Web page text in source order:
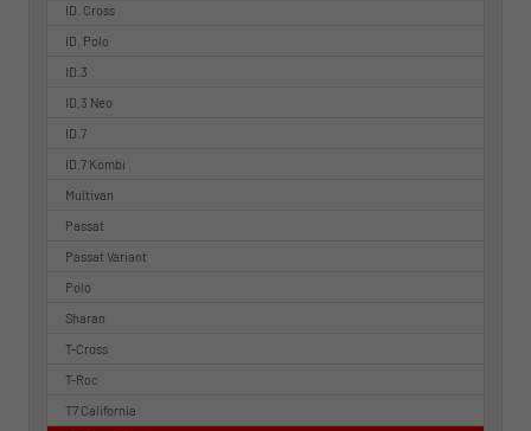
ID. Cross
ID. Polo
ID.3
ID.3 Neo
ID.7
ID.7 Kombi
Multivan
Passat
Passat Variant
Polo
Sharan
T-Cross
T-Roc
T7 California